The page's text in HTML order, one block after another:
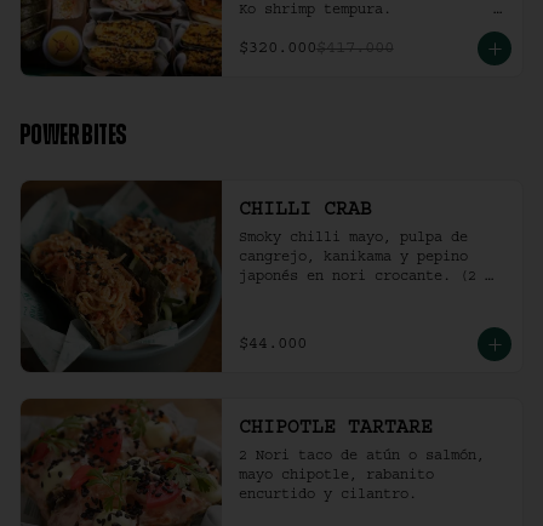
Ko shrimp tempura.
Tartare.
4 Und Noritaco Chilli Crab.
$320.000$417.000
POWER BITES
CHILLI CRAB
Smoky chilli mayo, pulpa de
cangrejo, kanikama y pepino
japonés en nori crocante. (2
$44.000
CHIPOTLE TARTARE
2 Nori taco de atún o salmón,
mayo chipotle, rabanito
encurtido y cilantro.